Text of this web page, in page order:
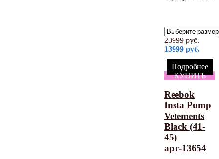
23999 руб.
13999 руб.
Подробнее
КУПИТЬ
Reebok
Insta Pump
Vetements
Black (41-
45)
арт-13654